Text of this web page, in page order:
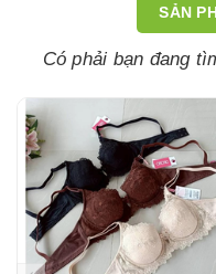
SẢN
Có phải bạn đang